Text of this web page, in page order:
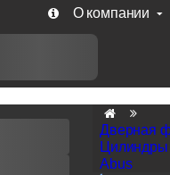
О компании
7% при заказе от 50
Дверная
Цилиндры
Abus